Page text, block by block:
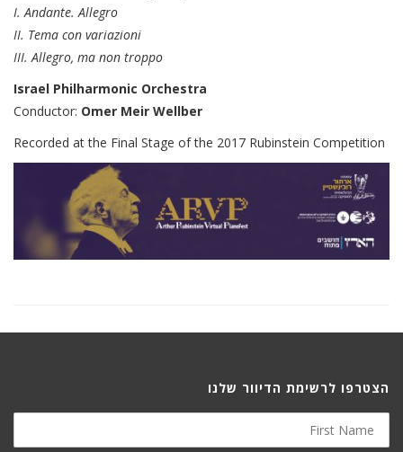
I. Andante. Allegro
II. Tema con variazioni
III. Allegro, ma non troppo
Israel Philharmonic Orchestra
Conductor: Omer Meir Wellber
Recorded at the Final Stage of the 2017 Rubinstein Competition
הצטרפו לרשימת הדיוור שלנו
First
Name